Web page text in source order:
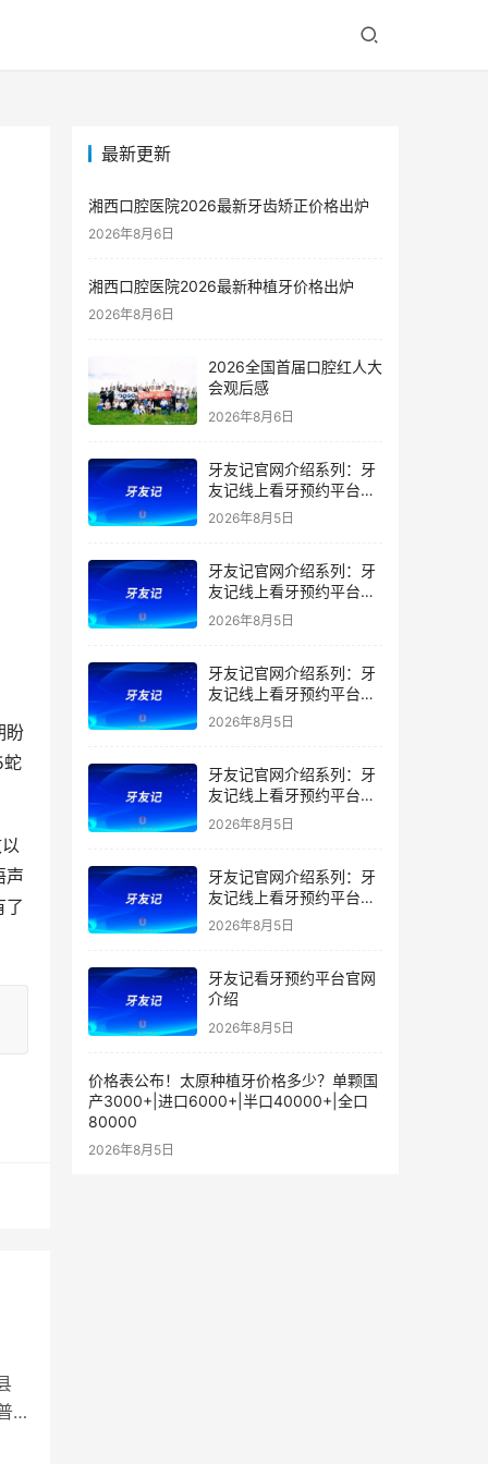
盼
蛇
声
了
最新更新
湘西口腔医院2026最新牙齿矫正价格出炉
2026年8月6日
湘西口腔医院2026最新种植牙价格出炉
2026年8月6日
2026全国首届口腔红人大
会观后感
2026年8月6日
牙友记官网介绍系列：牙
友记线上看牙预约平台是
干什么的？靠谱吗？
2026年8月5日
牙友记官网介绍系列：牙
友记线上看牙预约平台让
看牙不再靠运气
2026年8月5日
牙友记官网介绍系列：牙
友记线上看牙预约平台打
破口腔行业专业壁垒新手
2026年8月5日
牙友记官网介绍系列：牙
友记线上看牙预约平台落
地同城就诊经验打破未知
2026年8月5日
牙友记官网介绍系列：牙
友记线上看牙预约平台的
优势在哪里？
2026年8月5日
牙友记看牙预约平台官网
介绍
2026年8月5日
价格表公布！太原种植牙价格多少？单颗国
产3000+|进口6000+|半口40000+|全口
80000
2026年8月5日